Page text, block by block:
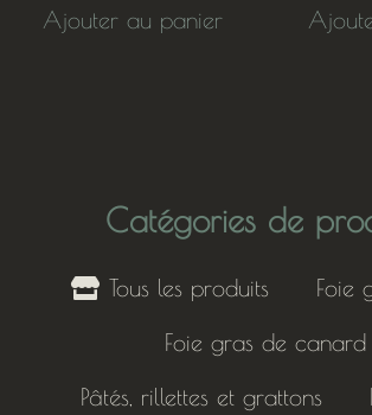
Ajouter au panier
Catégories de
Tous les produits
Foie
Foie gras de canard
Pâtés, rillettes et grattons